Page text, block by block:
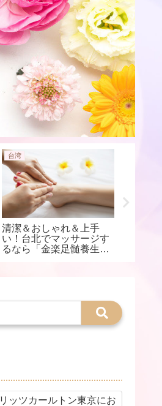
台湾
清潔＆おしゃれ＆上手
い！台北でマッサージす
るなら「金楽足髄養生會
リッツカールトン東京にお